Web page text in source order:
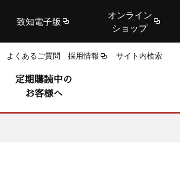
致知電子版
オンライン
ショップ
よくあるご質問 採用情報 サイト内検索
定期購読中の
お客様へ